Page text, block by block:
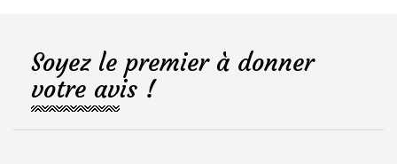
Soyez le premier à donner
votre avis !